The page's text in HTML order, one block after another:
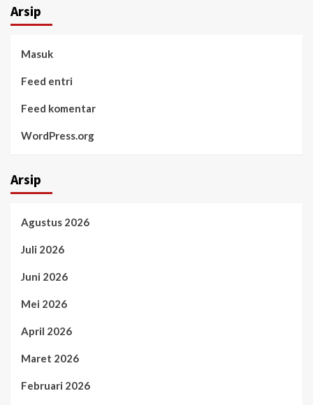
Arsip
Masuk
Feed entri
Feed komentar
WordPress.org
Arsip
Agustus 2026
Juli 2026
Juni 2026
Mei 2026
April 2026
Maret 2026
Februari 2026